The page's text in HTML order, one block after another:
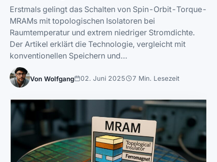
Erstmals gelingt das Schalten von Spin-Orbit-Torque-
MRAMs mit topologischen Isolatoren bei
Raumtemperatur und extrem niedriger Stromdichte.
Der Artikel erklärt die Technologie, vergleicht mit
konventionellen Speichern und…
Von Wolfgang 02. Juni 2025 7 Min. Lesezeit